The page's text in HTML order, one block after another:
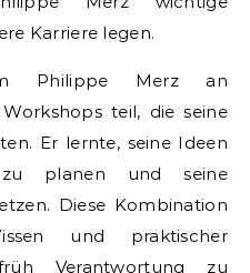
Karriere legen.
Philippe Merz an
teil, die seine
Er lernte, seine Ideen
zu planen und seine
Diese Kombination
und praktischer
Verantwortung zu